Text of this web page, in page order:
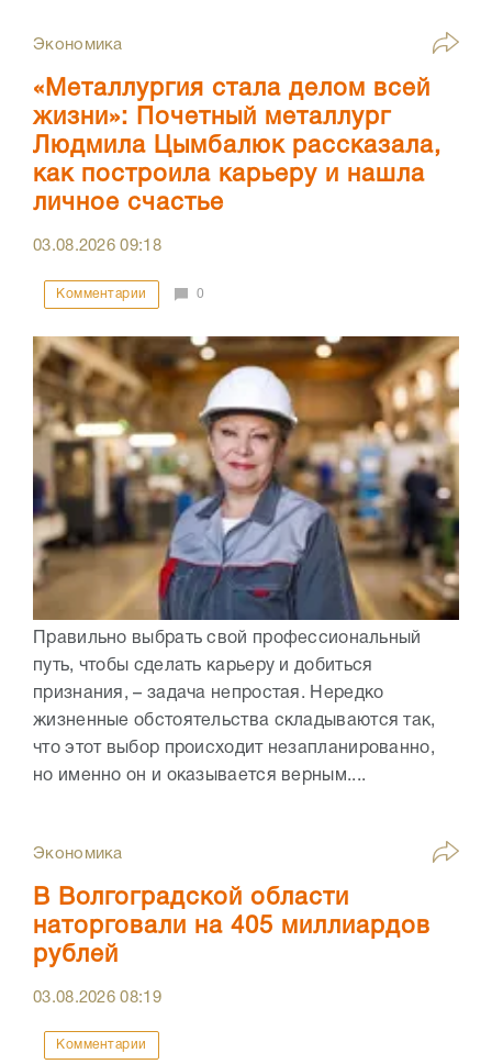
Экономика
«Металлургия стала делом всей
жизни»: Почетный металлург
Людмила Цымбалюк рассказала,
как построила карьеру и нашла
личное счастье
03.08.202609:18
Комментарии 0
Правильно выбрать свой профессиональный
путь, чтобы сделать карьеру и добиться
признания, – задача непростая. Нередко
жизненные обстоятельства складываются так,
что этот выбор происходит незапланированно,
но именно он и оказывается верным....
Экономика
В Волгоградской области
наторговали на 405 миллиардов
рублей
03.08.202608:19
Комментарии